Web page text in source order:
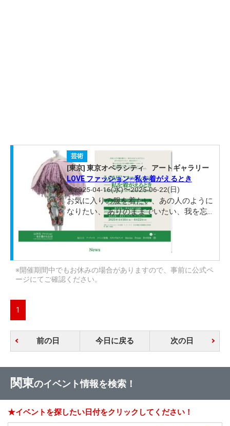
芸術
[東京] 東京オペラシティ アートギャラリー
LOVE ファッション─私を着がえるとき
★2025-04-16(水)〜2025-06-22(日)
お気に入りの服を着たい、あの人のように
なりたい、 ありのままでいたい、我を忘
れたい…。 着る人のさまざまな情熱や願望
＝「LOVE」を 受け止める存在としてのフ
ァッション。 そこには万華鏡のようにカ
ラフルな世界が広がっています。
※開催期間中でもお休みの場合がありますので、事前に公式ペ
ージにてご確認ください。
1
前の日 今日に戻る 次の日
関東のイベント情報を検索！
★イベントを探したい日付をクリックしてください！